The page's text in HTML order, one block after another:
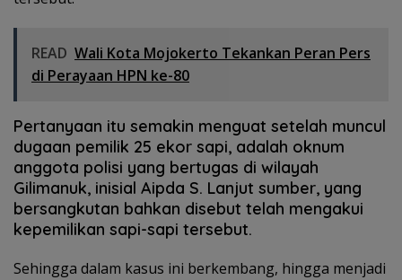
READ Wali Kota Mojokerto Tekankan Peran Pers
di Perayaan HPN ke-80
Pertanyaan itu semakin menguat setelah muncul
dugaan pemilik 25 ekor sapi, adalah oknum
anggota polisi yang bertugas di wilayah
Gilimanuk, inisial Aipda S. Lanjut sumber, yang
bersangkutan bahkan disebut telah mengakui
kepemilikan sapi-sapi tersebut.
Sehingga dalam kasus ini berkembang, hingga menjadi